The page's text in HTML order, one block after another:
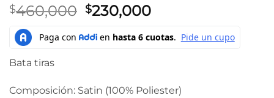
$460,000 Original
price
was:
$230,000Current
is:
Bata tiras
Composición: Satin (100% Poliester)